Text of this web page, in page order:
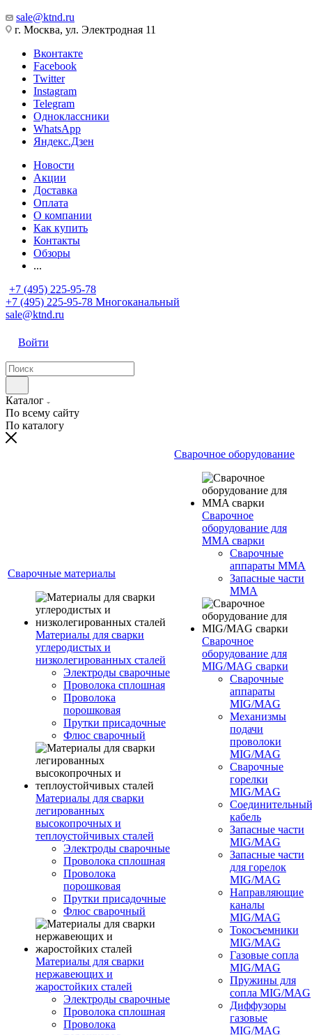
sale@ktnd.ru
г. Москва, ул. Электродная 11
Вконтакте
Facebook
Twitter
Instagram
Telegram
Одноклассники
WhatsApp
Яндекс.Дзен
Новости
Акции
Доставка
Оплата
О компании
Как купить
Контакты
Обзоры
...
+7 (495) 225-95-78
+7 (495) 225-95-78 Многоканальный
sale@ktnd.ru
Войти
Каталог
По всему сайту
По каталогу
Сварочные материалы
Материалы для сварки
углеродистых и
низколегированных сталей
Электроды сварочные
Проволока сплошная
Проволока
порошковая
Прутки присадочные
Флюс сварочный
Материалы для сварки
легированных
высокопрочных и
теплоустойчивых сталей
Электроды сварочные
Проволока сплошная
Проволока
порошковая
Прутки присадочные
Флюс сварочный
Материалы для сварки
нержавеющих и
жаростойких сталей
Электроды сварочные
Проволока сплошная
Проволока
Сварочное оборудование
Сварочное
оборудование для
MMA сварки
Сварочные
аппараты MMA
Запасные части
MMA
Сварочное
оборудование для
MIG/MAG сварки
Сварочные
аппараты
MIG/MAG
Механизмы
подачи
проволоки
MIG/MAG
Сварочные
горелки
MIG/MAG
Соединительный
кабель
Запасные части
MIG/MAG
Запасные части
для горелок
MIG/MAG
Направляющие
каналы
MIG/MAG
Токосъемники
MIG/MAG
Газовые сопла
MIG/MAG
Пружины для
сопла MIG/MAG
Диффузоры
газовые
MIG/MAG